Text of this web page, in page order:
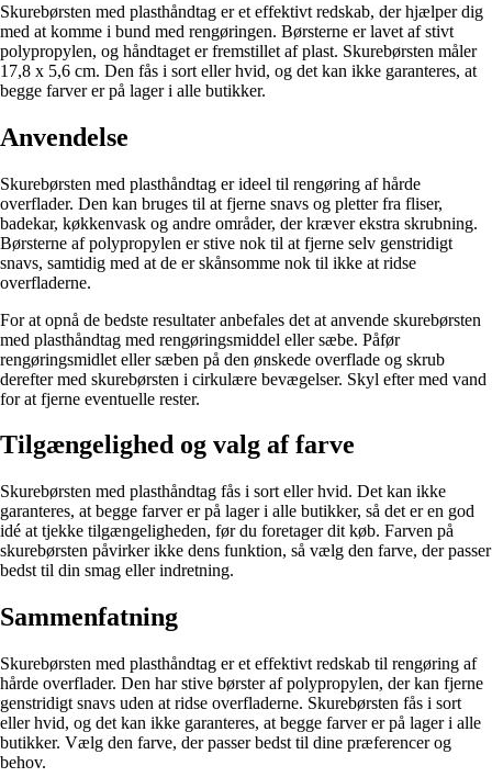
Skurebørsten med plasthåndtag er et effektivt redskab, der hjælper dig
med at komme i bund med rengøringen. Børsterne er lavet af stivt
polypropylen, og håndtaget er fremstillet af plast. Skurebørsten måler
17,8 x 5,6 cm. Den fås i sort eller hvid, og det kan ikke garanteres, at
begge farver er på lager i alle butikker.
Anvendelse
Skurebørsten med plasthåndtag er ideel til rengøring af hårde
overflader. Den kan bruges til at fjerne snavs og pletter fra fliser,
badekar, køkkenvask og andre områder, der kræver ekstra skrubning.
Børsterne af polypropylen er stive nok til at fjerne selv genstridigt
snavs, samtidig med at de er skånsomme nok til ikke at ridse
overfladerne.
For at opnå de bedste resultater anbefales det at anvende skurebørsten
med plasthåndtag med rengøringsmiddel eller sæbe. Påfør
rengøringsmidlet eller sæben på den ønskede overflade og skrub
derefter med skurebørsten i cirkulære bevægelser. Skyl efter med vand
for at fjerne eventuelle rester.
Tilgængelighed og valg af farve
Skurebørsten med plasthåndtag fås i sort eller hvid. Det kan ikke
garanteres, at begge farver er på lager i alle butikker, så det er en god
idé at tjekke tilgængeligheden, før du foretager dit køb. Farven på
skurebørsten påvirker ikke dens funktion, så vælg den farve, der passer
bedst til din smag eller indretning.
Sammenfatning
Skurebørsten med plasthåndtag er et effektivt redskab til rengøring af
hårde overflader. Den har stive børster af polypropylen, der kan fjerne
genstridigt snavs uden at ridse overfladerne. Skurebørsten fås i sort
eller hvid, og det kan ikke garanteres, at begge farver er på lager i alle
butikker. Vælg den farve, der passer bedst til dine præferencer og
behov.